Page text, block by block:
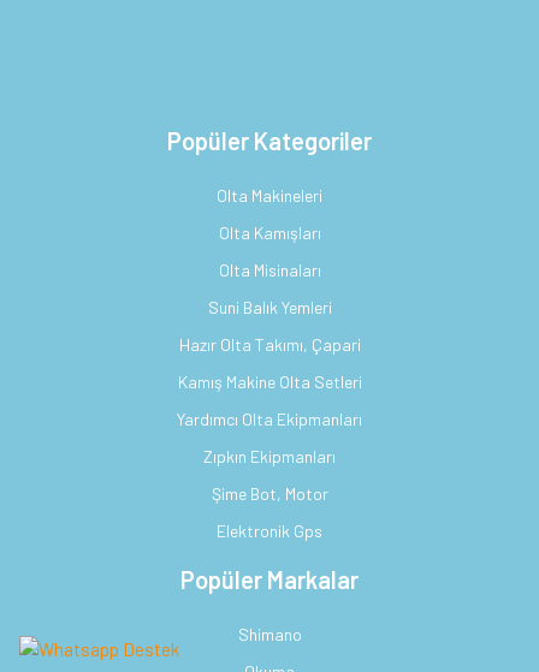
Popüler Kategoriler
Olta Makineleri
Olta Kamışları
Olta Misinaları
Suni Balık Yemleri
Hazır Olta Takımı, Çapari
Kamış Makine Olta Setleri
Yardımcı Olta Ekipmanları
Zıpkın Ekipmanları
Şime Bot, Motor
Elektronik Gps
Popüler Markalar
Shimano